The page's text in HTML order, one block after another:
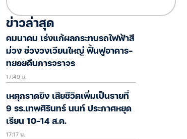
ข่าวล่าสุด
คมนาคม เร่งแก้ผลกระทบรถไฟฟ้าสี
ม่วง ช่วงวงเวียนใหญ่ ฟื้นฟูอาคาร-
ทยอยคืนการจราจร
17:49 น.
เหตุกราดยิง เสียชีวิตเพิ่มเป็นรายที่
9 รร.เทพศิรินทร์ นนท์ ประกาศหยุด
เรียน 10-14 ส.ค.
17:17 น.